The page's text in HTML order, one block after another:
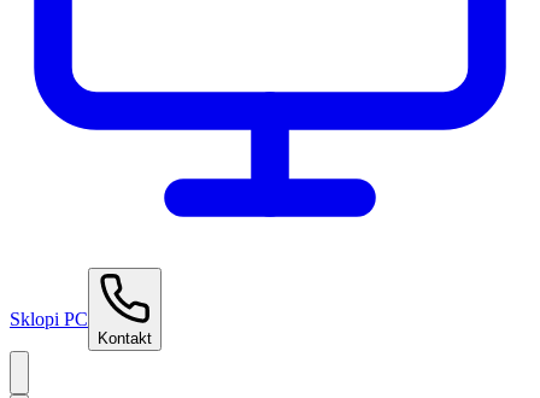
Sklopi PC
Kontakt